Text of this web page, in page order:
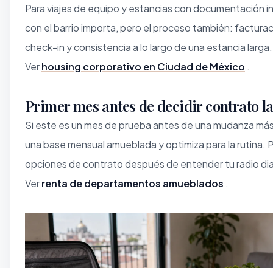
Para viajes de equipo y estancias con documentación
con el barrio importa, pero el proceso también:
check-in y consistencia a lo largo de una estancia larga.
Verhousing corporativo en Ciudad de México .
Primer mes antes de decidir contrato
Si este es un mes de prueba antes de una mudanza
una base mensual amueblada y optimiza para la rutina.
opciones de contrato después de entender tu radio
Verrenta de departamentos amueblados .